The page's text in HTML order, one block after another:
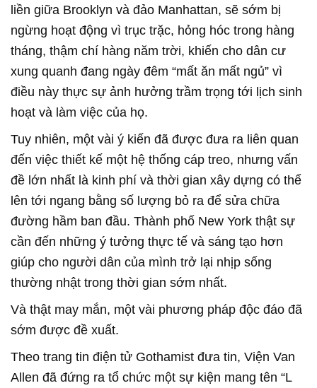
liền giữa Brooklyn và đảo Manhattan, sẽ sớm bị
ngừng hoạt động vì trục trặc, hỏng hóc trong hàng
tháng, thậm chí hàng năm trời, khiến cho dân cư
xung quanh đang ngày đêm “mất ăn mất ngủ” vì
điều này thực sự ảnh hưởng trầm trọng tới lịch sinh
hoạt và làm việc của họ.
Tuy nhiên, một vài ý kiến đã được đưa ra liên quan
đến việc thiết kế một hệ thống cáp treo, nhưng vấn
đề lớn nhất là kinh phí và thời gian xây dựng có thể
lên tới ngang bằng số lượng bỏ ra để sửa chữa
đường hầm ban đầu. Thành phố New York thật sự
cần đến những ý tưởng thực tế và sáng tạo hơn
giúp cho người dân của mình trở lại nhịp sống
thường nhật trong thời gian sớm nhất.
Và thật may mắn, một vài phương pháp độc đáo đã
sớm được đề xuất.
Theo trang tin điện tử Gothamist đưa tin, Viện Van
Allen đã đứng ra tổ chức một sự kiện mang tên “L